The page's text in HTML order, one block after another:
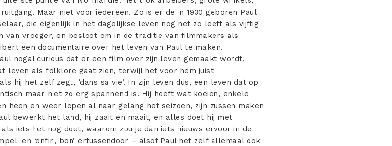
Maar niet voor iedereen. Zo is er de in 1930 geboren Paul
die eigenlijk in het dagelijkse leven nog net zo leeft als vijftig
van vroeger, en besloot om in de traditie van filmmakers als
een documentaire over het leven van Paul te maken.
nogal curieus dat er een film over zijn leven gemaakt wordt,
leven als folklore gaat zien, terwijl het voor hem juist
hij het zelf zegt, ‘dans sa vie’. In zijn leven dus, een leven dat op
maar niet zo erg spannend is. Hij heeft wat koeien, enkele
heen en weer lopen al naar gelang het seizoen, zijn zussen maken
bewerkt het land, hij zaait en maait, en alles doet hij met
iets het nog doet, waarom zou je dan iets nieuws ervoor in de
en ‘enfin, bon’ ertussendoor – alsof Paul het zelf allemaal ook